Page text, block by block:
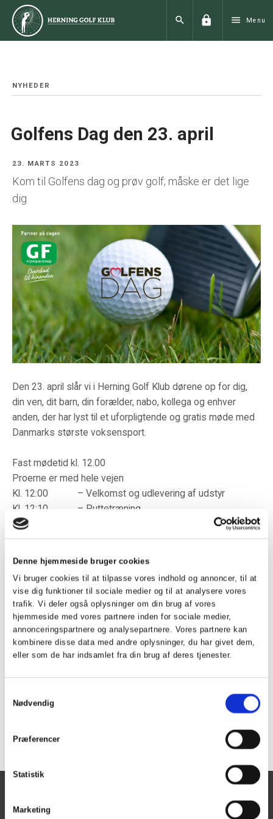
Denne hjemmeside bruger cookies
Vi bruger cookies til at tilpasse vores indhold og annoncer, til at
vise dig funktioner til sociale medier og til at analysere vores
trafik. Vi deler også oplysninger om din brug af vores
hjemmeside med vores partnere inden for sociale medier,
annonceringspartnere og analysepartnere. Vores partnere kan
kombinere disse data med andre oplysninger, du har givet dem,
eller som de har indsamlet fra din brug af deres tjenester.
Nødvendig
Præferencer
Statistik
Marketing
search lock menu Menu
NYHEDER
Golfens Dag den 23. april
23. MARTS 2023
Kom til Golfens dag og prøv golf; måske er det lige
dig
Den 23. april slår vi i Herning Golf Klub dørene op for dig,
din ven, dit barn, din forælder, nabo, kollega og enhver
anden, der har lyst til et uforpligtende og gratis møde med
Danmarks største voksensport.
Fast mødetid kl. 12.00
Proerne er med hele vejen
Kl. 12:00 – Velkomst og udlevering af udstyr
Kl. 12:10 – Puttetræning
Kl. 12:30 – Udslag på udslagsbanen
Kl. 13:30 – Spil på par-3 banen
Tilmelding påinfo@herninggolfklub.dk
Tilbage
Kontoret er åben